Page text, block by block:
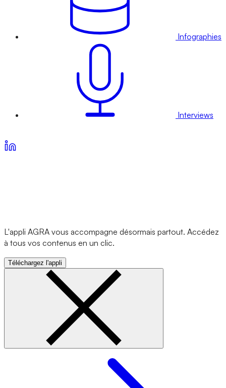
Infographies
Interviews
L'appli AGRA vous accompagne désormais partout. Accédez
à tous vos contenus en un clic.
Téléchargez l'appli